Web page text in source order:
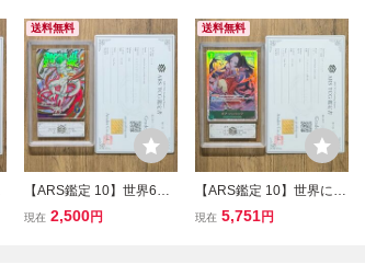
送料無料
【ARS鑑定 10】世界6枚
フリーザ EXR EX1-004
現在 2,500円
送料無料
【ARS鑑定 10】世界に1
枚 ボア・ハンコック SR
現在 5,751円